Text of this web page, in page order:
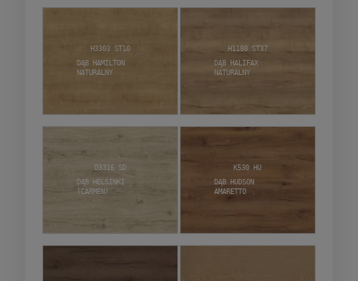
Dąb Hamilton
Naturalny
H3303 ST10
Dąb Halifax
naturalny
H1180 ST37
Dąb Helsinki
(Carmen)
D3316 SD
Dąb Hudson
Amaretto
K530 HU